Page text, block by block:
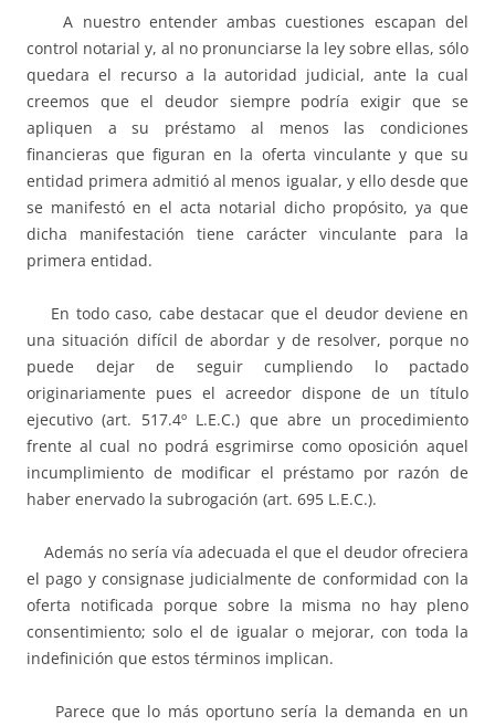
A nuestro entender ambas cuestiones escapan del
control notarial y, al no pronunciarse la ley sobre ellas, sólo
quedara el recurso a la autoridad judicial, ante la cual
creemos que el deudor siempre podría exigir que se
apliquen a su préstamo al menos las condiciones
financieras que figuran en la oferta vinculante y que su
entidad primera admitió al menos igualar, y ello desde que
se manifestó en el acta notarial dicho propósito, ya que
dicha manifestación tiene carácter vinculante para la
primera entidad.
En todo caso, cabe destacar que el deudor deviene en
una situación difícil de abordar y de resolver, porque no
puede dejar de seguir cumpliendo lo pactado
originariamente pues el acreedor dispone de un título
ejecutivo (art. 517.4º L.E.C.) que abre un procedimiento
frente al cual no podrá esgrimirse como oposición aquel
incumplimiento de modificar el préstamo por razón de
haber enervado la subrogación (art. 695 L.E.C.).
Además no sería vía adecuada el que el deudor ofreciera
el pago y consignase judicialmente de conformidad con la
oferta notificada porque sobre la misma no hay pleno
consentimiento; solo el de igualar o mejorar, con toda la
indefinición que estos términos implican.
Parece que lo más oportuno sería la demanda en un